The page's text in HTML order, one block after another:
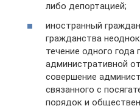
либо депортацией;
иностранный
гражданства
течение одного года
административной
совершение
связанного с
порядок и